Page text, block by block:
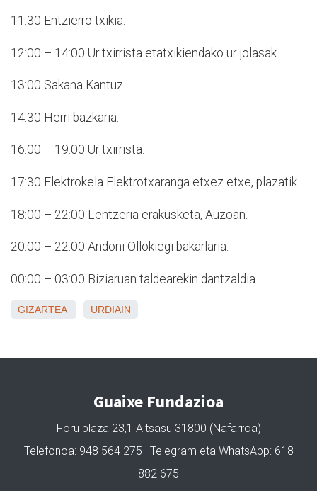
11:30 Entzierro txikia.
12:00 – 14:00 Ur txirrista etatxikiendako ur jolasak.
13:00 Sakana Kantuz.
14:30 Herri bazkaria.
16:00 – 19:00 Ur txirrista.
17:30 Elektrokela Elektrotxaranga etxez etxe, plazatik.
18:00 – 22:00 Lentzeria erakusketa, Auzoan.
20:00 – 22:00 Andoni Ollokiegi bakarlaria.
00:00 – 03:00 Biziaruan taldearekin dantzaldia.
GIZARTEA URDIAIN
Guaixe Fundazioa
Foru plaza 23,1 Altsasu 31800 (Nafarroa)
Telefonoa: 948 564 275 | Telegram eta WhatsApp: 618
882 675